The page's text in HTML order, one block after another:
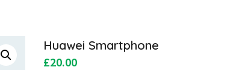
Huawei Smartphone
£20.00